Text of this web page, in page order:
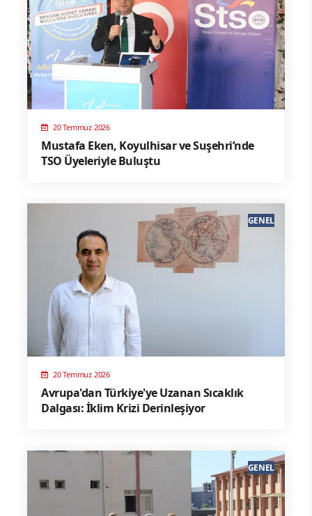
20 Temmuz 2026
Mustafa Eken, Koyulhisar ve Suşehri’nde
TSO Üyeleriyle Buluştu
20 Temmuz 2026
Avrupa'dan Türkiye'ye Uzanan Sıcaklık
Dalgası: İklim Krizi Derinleşiyor
GENEL
GENEL